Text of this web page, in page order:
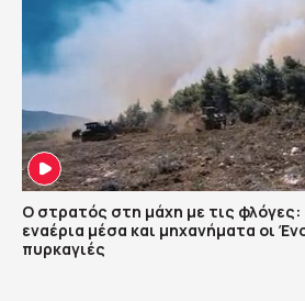
Ο στρατός στη μάχη με τις
εναέρια μέσα και μηχανήματα οι
πυρκαγιές